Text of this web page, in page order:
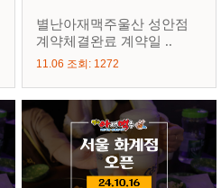
별난아재맥주울산 성안점
계약체결완료 계약일 ..
11.06 조회: 1272